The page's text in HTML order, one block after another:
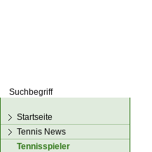
Startseite
Tennis News
Tennisspieler